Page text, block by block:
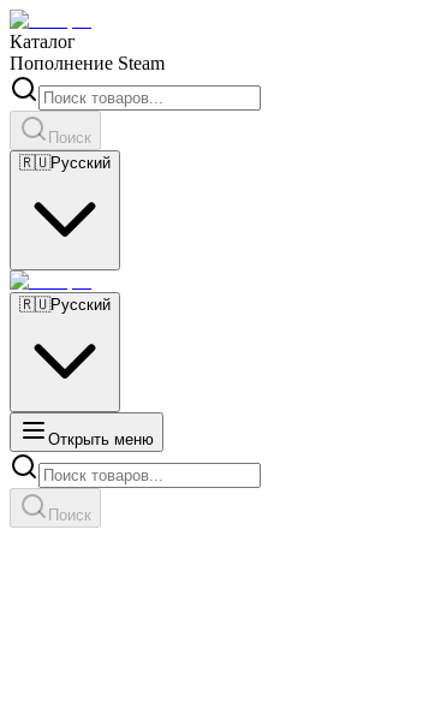
Каталог
Пополнение Steam
Поиск
🇷🇺Русский
🇷🇺Русский
Открыть меню
Поиск